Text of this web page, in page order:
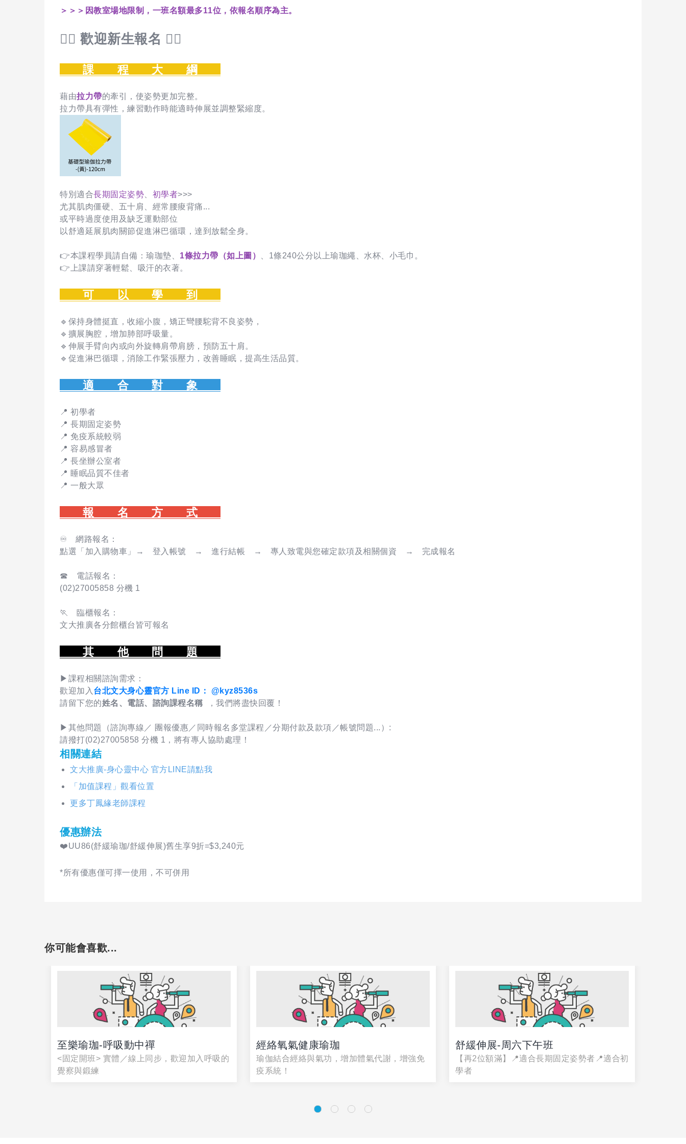
＞＞＞因教室場地限制，一班名額最多11位，依報名順序為主。
🙋‍♀️ 歡迎新生報名 🙋‍♀️
課 程 大 綱
藉由拉力帶的牽引，使姿勢更加完整。
拉力帶具有彈性，練習動作時能適時伸展並調整緊縮度。
特別適合長期固定姿勢 初學者>>>
尤其肌肉僵硬、五十肩、經常腰痠背痛...
或平時過度使用及缺乏運動部位
以舒適延展肌肉關節促進淋巴循環，達到放鬆全身。
👉本課程學員請自備：瑜珈墊、 1條拉力帶（如上圖）
、1條240公分以上瑜珈繩、水杯、小毛巾。
👉上課請穿著輕鬆、吸汗的衣著。
可 以 學 到
🔹保持身體挺直，收縮小腹，矯正彎腰駝背不良姿勢，
🔹擴展胸腔，增加肺部呼吸量。
🔹伸展手臂向內或向外旋轉肩帶肩膀，預防五十肩。
🔹促進淋巴循環，消除工作緊張壓力，改善睡眠，提高生活品質。
適 合 對 象
📍 初學者
📍 長期固定姿勢
📍 免疫系統較弱
📍 容易感冒者
📍 長坐辦公室者
📍 睡眠品質不佳者
📍 一般大眾
報 名 方 式
♾️ 網路報名：
點選「加入購物車」→ 登入帳號 → 進行結帳 → 專人致電與您確定款項及相關個資 → 完成報名
☎ 電話報名：
(02)27005858 分機 1
🏃 臨櫃報名：
文大推廣各分館櫃台皆可報名
其 他 問 題
▶課程相關諮詢需求：
歡迎加入 台北文大身心靈官方 Line ID： @kyz8536s
請留下您的姓名、電話、諮詢課程名稱 ，我們將盡快回覆！
▶其他問題（諮詢專線／ 團報優惠／同時報名多堂課程／分期付款及款項／帳號問題...）:
請撥打(02)27005858 分機 1，將有專人協助處理！
相關連結
文大推廣-身心靈中心 官方LINE請點我
「加值課程」觀看位置
更多丁鳳緣老師課程
優惠辦法
❤️UU86(舒緩瑜珈/舒緩伸展)舊生享9折=$3,240元
*所有優惠僅可擇一使用，不可併用
你可能會喜歡...
至樂瑜珈-呼吸動中禪
<固定開班> 實體／線上同步，歡迎加入呼吸的
覺察與鍛練
經絡氧氣健康瑜珈
瑜伽結合經絡與氣功，增加體氣代謝，增強免
疫系統！
舒緩伸展-周六下午班
【再2位額滿】📍適合長期固定姿勢者📍適合初
學者